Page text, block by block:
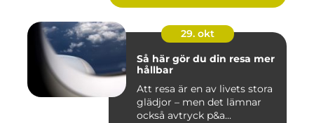
29. okt
Så här gör du din resa mer
hållbar
Att resa är en av livets stora
glädjor – men det lämnar
också avtryck p&a...